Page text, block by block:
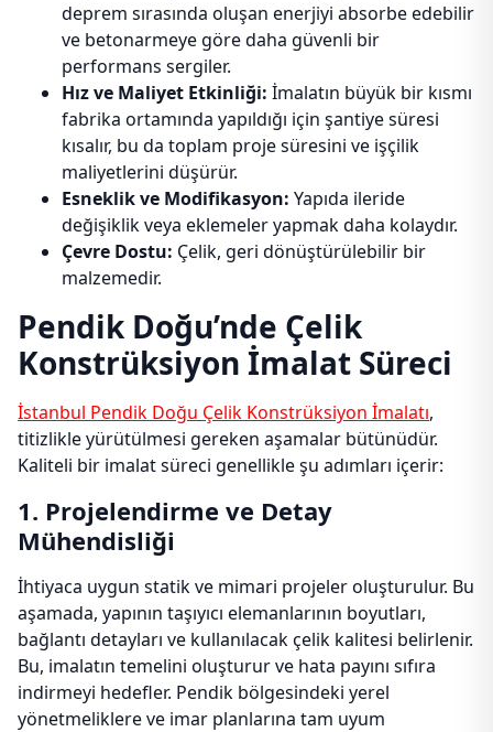
deprem sırasında oluşan enerjiyi absorbe edebilir
ve betonarmeye göre daha güvenli bir
performans sergiler.
Hız ve Maliyet Etkinliği: İmalatın büyük bir kısmı
fabrika ortamında yapıldığı için şantiye süresi
kısalır, bu da toplam proje süresini ve işçilik
maliyetlerini düşürür.
Esneklik ve Modifikasyon: Yapıda ileride
değişiklik veya eklemeler yapmak daha kolaydır.
Çevre Dostu: Çelik, geri dönüştürülebilir bir
malzemedir.
Pendik Doğu’nde Çelik
Konstrüksiyon İmalat Süreci
İstanbul Pendik Doğu Çelik Konstrüksiyon İmalatı,
titizlikle yürütülmesi gereken aşamalar bütünüdür.
Kaliteli bir imalat süreci genellikle şu adımları içerir:
1. Projelendirme ve Detay
Mühendisliği
İhtiyaca uygun statik ve mimari projeler oluşturulur. Bu
aşamada, yapının taşıyıcı elemanlarının boyutları,
bağlantı detayları ve kullanılacak çelik kalitesi belirlenir.
Bu, imalatın temelini oluşturur ve hata payını sıfıra
indirmeyi hedefler. Pendik bölgesindeki yerel
yönetmeliklere ve imar planlarına tam uyum